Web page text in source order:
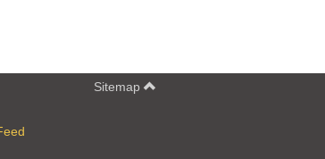
Sitemap